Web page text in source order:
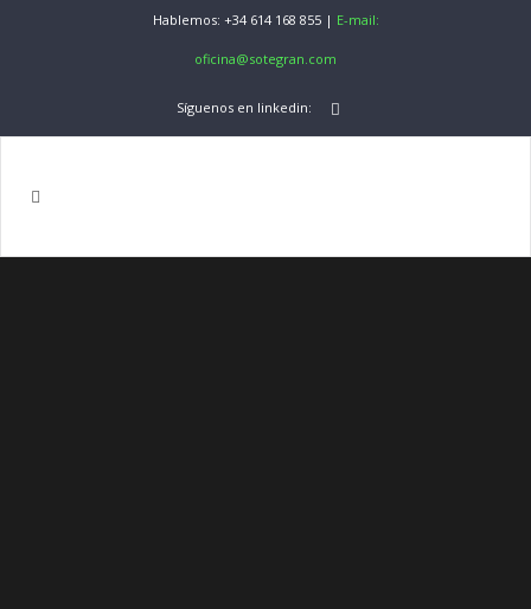
Hablemos: +34 614 168 855 | E-mail:
oficina@sotegran.com
Síguenos en linkedin: